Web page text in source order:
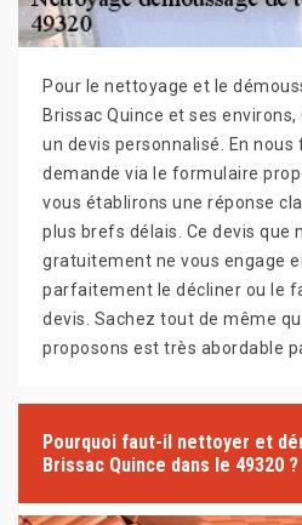
Pour le nettoyage et le
Brissac Quince et ses
un devis personnalisé. En
demande via le formulaire
vous établirons une réponse
plus brefs délais. Ce devis que
gratuitement ne vous engage
parfaitement le décliner ou le
devis. Sachez tout de même
proposons est très abordable
Pourquoi faut-il nettoyer et
Brissac Quince dans le 49320 ?